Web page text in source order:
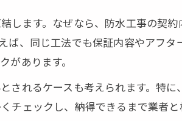
く重要性
ポイント
め方
します。なぜなら、防水工事の契
ば、同じ工法でも保証内容やアフタ
あります。
されるケースも考えられます。特に
チェックし、納得できるまで業者